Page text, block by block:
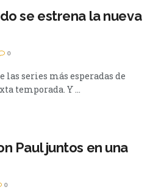
se estrena la nueva
0
las series más esperadas de
temporada. Y ...
Paul juntos en una
0